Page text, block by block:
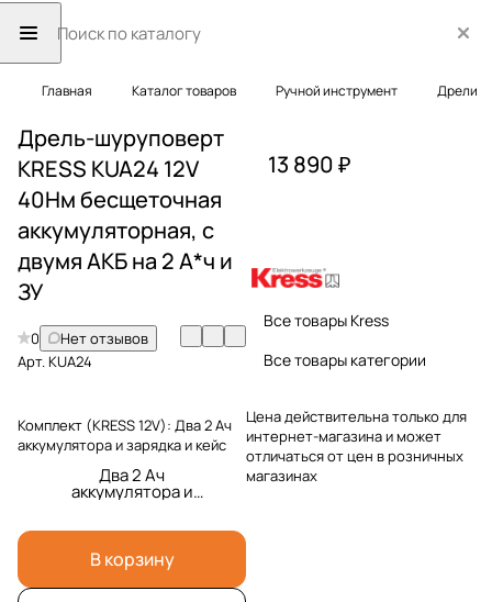
Главная Каталог товаров Ручной инструмент Дрели
Дрель-шуруповерт
KRESS KUA24 12V
40Нм бесщеточная
аккумуляторная, с
двумя АКБ на 2 А*ч и
ЗУ
0
Нет отзывов
Арт.KUA24
Комплект (KRESS 12V): Два 2 Ач
аккумулятора и зарядка и кейс
Два 2 Ач
аккумулятора и
зарядка и кейс
В корзину
13 890 ₽
Все товары Kress
Все товары категории
Цена действительна только для
интернет-магазина и может
отличаться от цен в розничных
магазинах